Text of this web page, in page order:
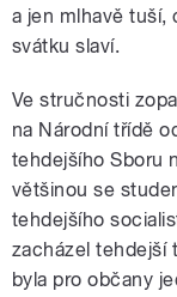
pause
a jen mlhavě tuší,
svátku slaví.
Ve stručnosti
na Národní třídě
tehdejšího Sboru
většinou se
tehdejšího
zacházel tehdejší
byla pro občany